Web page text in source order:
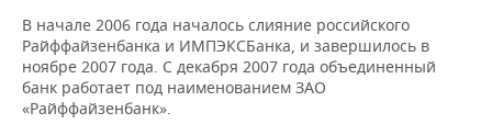
НЕФТЕХИМИЯ
НЕФТЬ
ОПК
РОЗНИЧНАЯ ТОРГОВЛЯ
ТРАНСПОРТ
НОВОСТИ ТЕХНОЛОГИЙ
IT
МЕРОПРИЯТИЯ
НОВОСТИ МЕРОПРИЯТИЙ
СПОРТ
В начале 2006 года началось слияние российского
Райффайзенбанка и ИМПЭКСБанка, и завершилось в
ноябре 2007 года. С декабря 2007 года объединенный
банк работает под наименованием ЗАО
«Райффайзенбанк».